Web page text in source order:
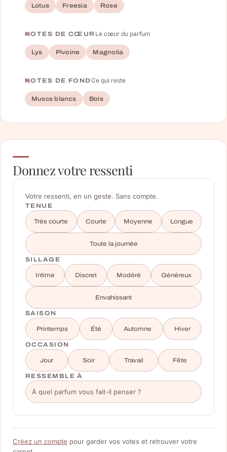
Lotus Freesia Rose
NOTES DE CŒUR Le cœur du parfum
Lys Pivoine Magnolia
NOTES DE FONDCe qui reste
Muscs blancs Bois
Donnez votre ressenti
Votre ressenti, en un geste. Sans compte.
TENUE
Très courte Courte Moyenne Longue
Toute la journée
SILLAGE
Intime Discret Modéré Généreux
Envahissant
SAISON
Printemps Été Automne Hiver
OCCASION
Jour Soir Travail Fête
RESSEMBLE À
Créez un compte pour garder vos votes et retrouver votre